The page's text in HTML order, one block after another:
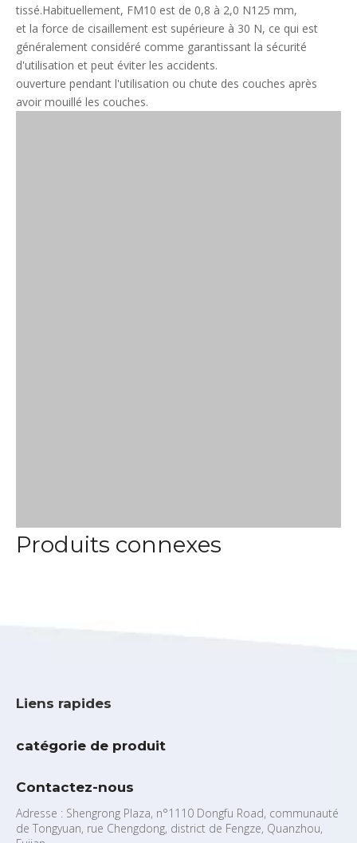
tissé.Habituellement, FM10 est de 0,8 à 2,0 N125 mm,
et la force de cisaillement est supérieure à 30 N, ce qui est
généralement considéré comme garantissant la sécurité
d'utilisation et peut éviter les accidents.
ouverture pendant l'utilisation ou chute des couches après
avoir mouillé les couches.
Produits connexes
Liens rapides
catégorie de produit
Contactez-nous
Adresse : Shengrong Plaza, n°1110 Dongfu Road, communauté
de Tongyuan, rue Chengdong, district de Fengze, Quanzhou,